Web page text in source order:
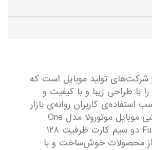
شرکت‌های تولید موبایل است که
با طراحی زیبا و با کیفیت و
استفاده‌ی کاربران روانه‌ی بازار
کرده است. گوشی موبایل موتورولا مدل One
Fusion XT2073-1 دو سیم کارت ظرفیت ۱۲۸
از محصولات خوش‌ساخت و با